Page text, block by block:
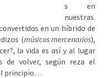
s en
nuestras
en un híbrido de
(músicos mercenarios),
la vida es así y al lugar
de volver, según reza el
principio…